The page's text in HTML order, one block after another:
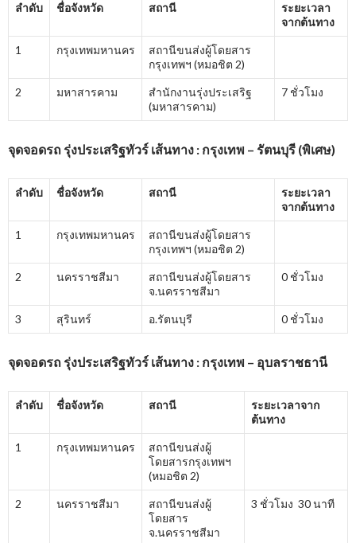
ลำดับ ชื่อจังหวัด สถานี
ระยะเวลา
จากต้นทาง
1 กรุงเทพมหานคร
สถานีขนส่งผู้โดยสาร
กรุงเทพฯ (หมอชิต 2)
2 มหาสารคาม
สำนักงานรุ่งประเสริฐ
(มหาสารคาม)
7 ชั่วโมง
จุดจอดรถ รุ่งประเสริฐทัวร์ เส้นทาง : กรุงเทพ – รัตนบุรี (พิเศษ)
ลำดับ ชื่อจังหวัด สถานี
ระยะเวลา
จากต้นทาง
1 กรุงเทพมหานคร
สถานีขนส่งผู้โดยสาร
กรุงเทพฯ (หมอชิต 2)
2 นครราชสีมา
สถานีขนส่งผู้โดยสาร
จ.นครราชสีมา
0 ชั่วโมง
3 สุรินทร์ อ.รัตนบุรี 0 ชั่วโมง
จุดจอดรถ รุ่งประเสริฐทัวร์ เส้นทาง : กรุงเทพ – อุบลราชธานี
ลำดับ ชื่อจังหวัด สถานี
ระยะเวลาจาก
ต้นทาง
1 กรุงเทพมหานคร
สถานีขนส่งผู้
โดยสารกรุงเทพฯ
(หมอชิต 2)
2 นครราชสีมา
สถานีขนส่งผู้
โดยสาร
จ.นครราชสีมา
3 ชั่วโมง 30 นาที